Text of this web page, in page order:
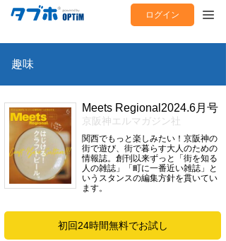
ログイン
趣味
Meets Regional2024.6月号
京阪神エルマガジン社
関西でもっと楽しみたい！京阪神の
街で遊び、街で暮らす大人のための
情報誌。創刊以来ずっと「街を知る
人の雑誌」「町に一番近い雑誌」と
いうスタンスの編集方針を貫いてい
ます。
初回24時間無料でお試し